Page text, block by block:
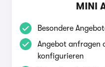
MINI
Besondere
Angebot anfragen
konfigurieren